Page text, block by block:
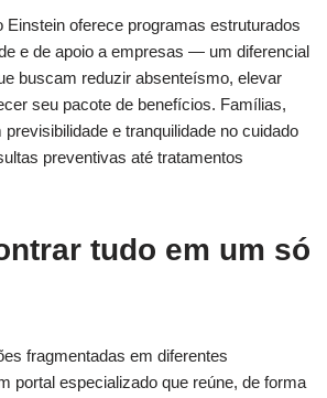
Einstein oferece programas estruturados
e de apoio a empresas — um diferencial
buscam reduzir absenteísmo, elevar
seu pacote de benefícios. Famílias,
e tranquilidade no cuidado
preventivas até tratamentos
tudo em um só
fragmentadas em diferentes
portal especializado que reúne, de forma